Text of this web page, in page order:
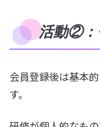
活動②：
会員登録後は基本
す。